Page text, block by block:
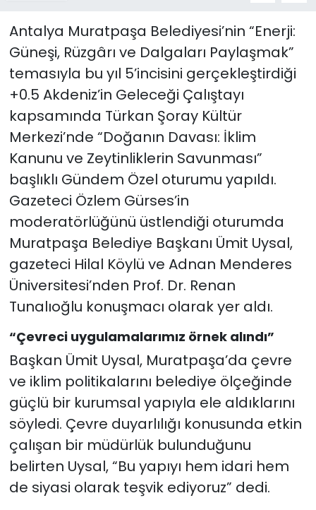
Antalya Muratpaşa Belediyesi’nin “Enerji:
Güneşi, Rüzgârı ve Dalgaları Paylaşmak”
temasıyla bu yıl 5’incisini gerçekleştirdiği
+0.5 Akdeniz’in Geleceği Çalıştayı
kapsamında Türkan Şoray Kültür
Merkezi’nde “Doğanın Davası: İklim
Kanunu ve Zeytinliklerin Savunması”
başlıklı Gündem Özel oturumu yapıldı.
Gazeteci Özlem Gürses’in
moderatörlüğünü üstlendiği oturumda
Muratpaşa Belediye Başkanı Ümit Uysal,
gazeteci Hilal Köylü ve Adnan Menderes
Üniversitesi’nden Prof. Dr. Renan
Tunalıoğlu konuşmacı olarak yer aldı.
“Çevreci uygulamalarımız örnek alındı”
Başkan Ümit Uysal, Muratpaşa’da çevre
ve iklim politikalarını belediye ölçeğinde
güçlü bir kurumsal yapıyla ele aldıklarını
söyledi. Çevre duyarlılığı konusunda etkin
çalışan bir müdürlük bulunduğunu
belirten Uysal, “Bu yapıyı hem idari hem
de siyasi olarak teşvik ediyoruz” dedi.